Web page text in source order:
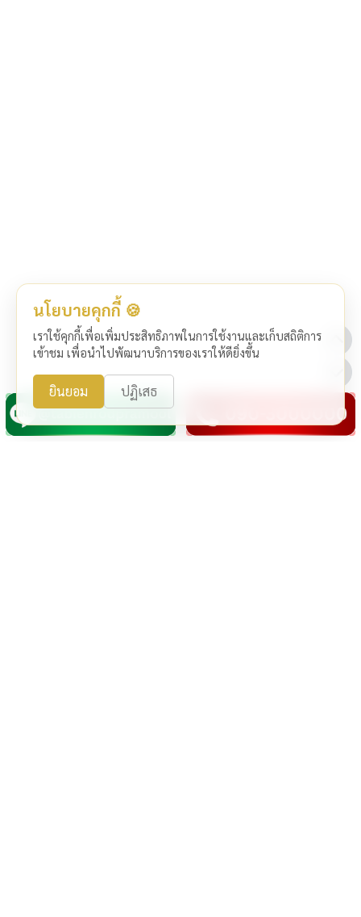
นโยบายคุกกี้ 🍪
เราใช้คุกกี้เพื่อเพิ่มประสิทธิภาพในการใช้งานและเก็บสถิติการ
เข้าชม เพื่อนำไปพัฒนาบริการของเราให้ดียิ่งขึ้น
ยินยอม ปฏิเสธ